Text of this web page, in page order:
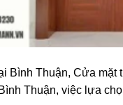
Bình Thuận, Cửa
Thuận, việc lựa